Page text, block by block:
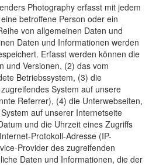
Photography erfasst mit jedem
betroffene Person oder ein
von allgemeinen Daten und
Daten und Informationen werden
Erfasst werden können die
und Versionen, (2) das vom
Betriebssystem, (3) die
System auf unsere
Referrer), (4) die Unterwebseiten,
auf unserer Internetseite
und die Uhrzeit eines Zugriffs
Protokoll-Adresse (IP-
Provider des zugreifenden
Daten und Informationen, die der